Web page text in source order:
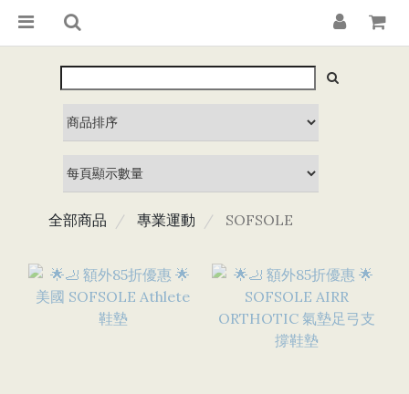
全部商品 專業運動 SOFSOLE